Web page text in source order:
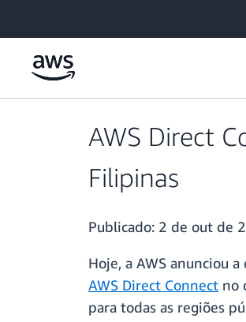
AWS Direct
Filipinas
Publicado: 2 de out de
Hoje, a AWS anunciou
AWS Direct Connect no
para todas as regiões